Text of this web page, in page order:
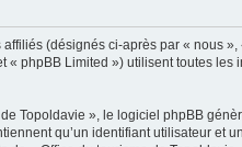
(désignés ci-après par « nous »,
phpBB Limited ») utilisent toutes les
Topoldavie », le logiciel phpBB
qu’un identifiant utilisateur et